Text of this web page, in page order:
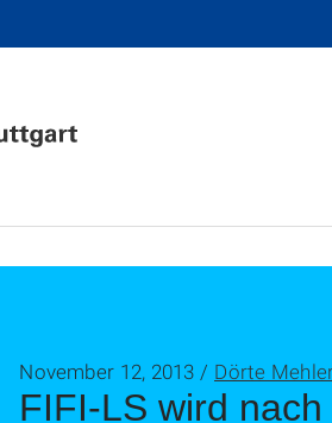
FIFI-LS wird
November 12, 2013 / Dörte